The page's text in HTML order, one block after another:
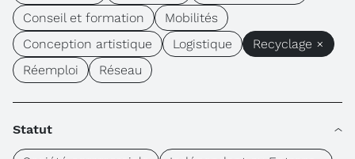
Conseil et formation
Mobilités
Conception artistique
Logistique
Recyclage ×
Réemploi
Réseau
Statut